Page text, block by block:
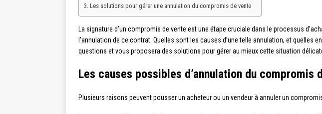
Les solutions pour gérer une annulation du compromis de vente
La signature d’un compromis de vente est une étape cruciale dans le processus
l’annulation de ce contrat. Quelles sont les causes d’une telle annulation, et
questions et vous proposera des solutions pour gérer au mieux cette situation
Les causes possibles d’annulation du compromis
Plusieurs raisons peuvent pousser un acheteur ou un vendeur à annuler un